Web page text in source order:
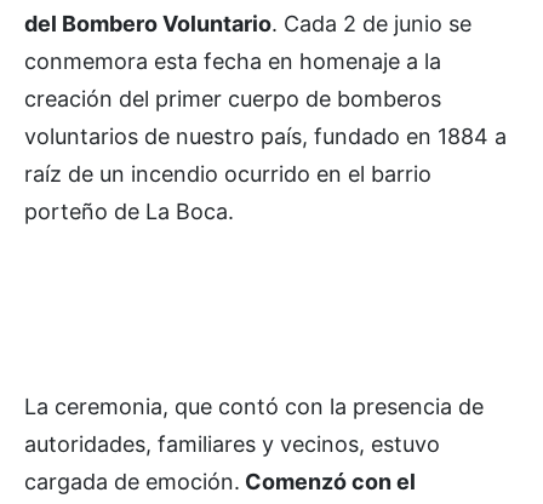
del Bombero Voluntario. Cada 2 de junio se
conmemora esta fecha en homenaje a la
creación del primer cuerpo de bomberos
voluntarios de nuestro país, fundado en 1884 a
raíz de un incendio ocurrido en el barrio
porteño de La Boca.
La ceremonia, que contó con la presencia de
autoridades, familiares y vecinos, estuvo
cargada de emoción. Comenzó con el